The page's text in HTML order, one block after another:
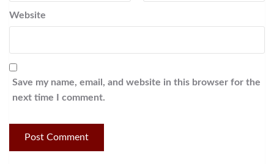
Website
Save my name, email, and website in this browser for the
next time I comment.